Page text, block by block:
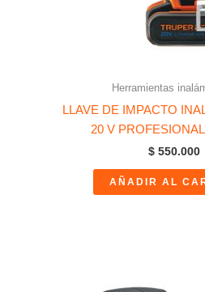
Herramientas
LLAVE DE IMPACTO
20 V
$550.000
AÑADIR AL